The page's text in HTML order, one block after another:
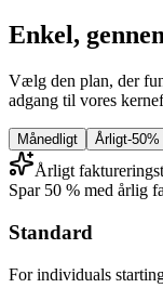
Enkel,
Vælg den plan, der
adgang til vores
Månedligt Årligt-50%
Årligt
Spar 50 % med årlig
Standard
For individuals